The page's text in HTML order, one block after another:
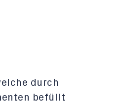
durch
befüllt